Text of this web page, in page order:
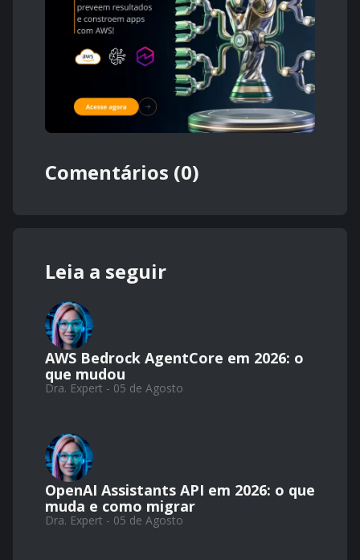
Comentários (0)
Leia a seguir
AWS Bedrock AgentCore em 2026: o
que mudou
Dra. Expert - 05 de Agosto
OpenAI Assistants API em 2026: o que
muda e como migrar
Dra. Expert - 05 de Agosto